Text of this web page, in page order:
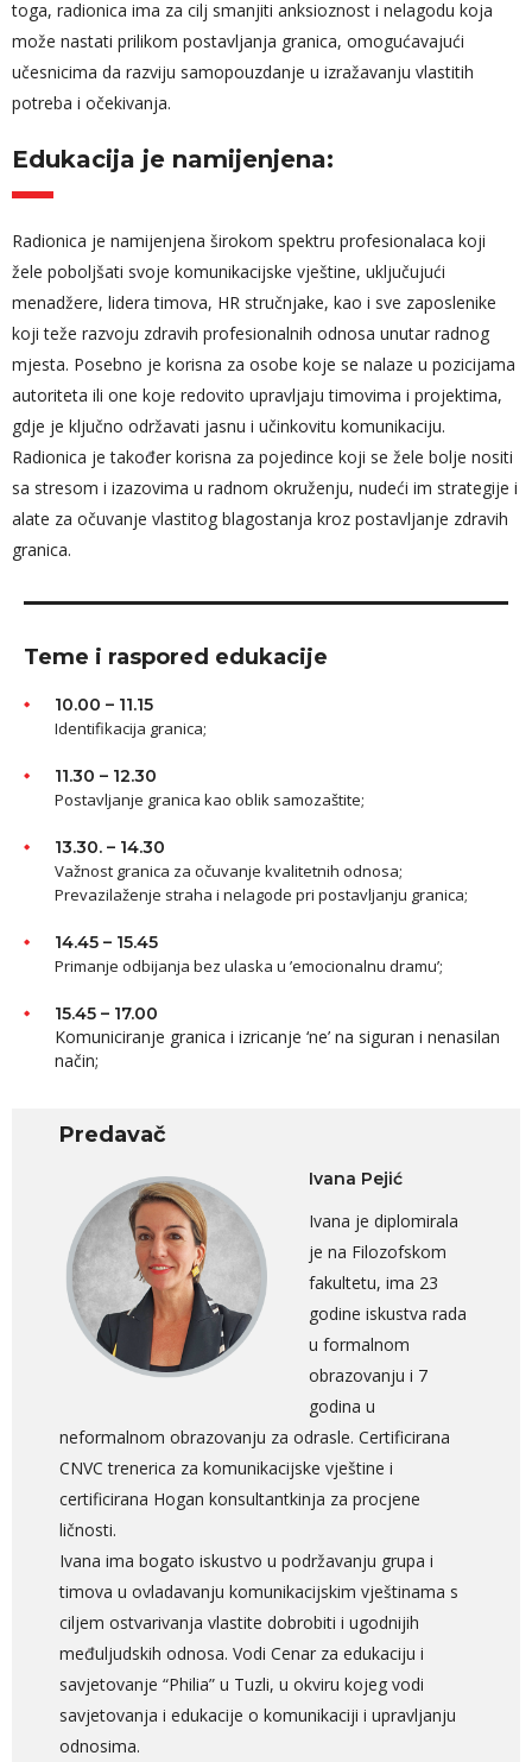
toga, radionica ima za cilj smanjiti anksioznost i nelagodu koja
može nastati prilikom postavljanja granica, omogućavajući
učesnicima da razviju samopouzdanje u izražavanju vlastitih
potreba i očekivanja.
Edukacija je namijenjena:
Radionica je namijenjena širokom spektru profesionalaca koji
žele poboljšati svoje komunikacijske vještine, uključujući
menadžere, lidera timova, HR stručnjake, kao i sve zaposlenike
koji teže razvoju zdravih profesionalnih odnosa unutar radnog
mjesta. Posebno je korisna za osobe koje se nalaze u pozicijama
autoriteta ili one koje redovito upravljaju timovima i projektima,
gdje je ključno održavati jasnu i učinkovitu komunikaciju.
Radionica je također korisna za pojedince koji se žele bolje nositi
sa stresom i izazovima u radnom okruženju, nudeći im strategije i
alate za očuvanje vlastitog blagostanja kroz postavljanje zdravih
granica.
Teme i raspored edukacije
10.00 – 11.15
Identifikacija granica;
11.30 – 12.30
Postavljanje granica kao oblik samozaštite;
13.30. – 14.30
Važnost granica za očuvanje kvalitetnih odnosa;
Prevazilaženje straha i nelagode pri postavljanju granica;
14.45 – 15.45
Primanje odbijanja bez ulaska u ’emocionalnu dramu’;
15.45 – 17.00
Komuniciranje granica i izricanje ‘ne’ na siguran i nenasilan
način;
Predavač
Ivana Pejić
Ivana je diplomirala
je na Filozofskom
fakultetu, ima 23
godine iskustva rada
u formalnom
obrazovanju i 7
godina u
neformalnom obrazovanju za odrasle. Certificirana
CNVC trenerica za komunikacijske vještine i
certificirana Hogan konsultantkinja za procjene
ličnosti.
Ivana ima bogato iskustvo u podržavanju grupa i
timova u ovladavanju komunikacijskim vještinama s
ciljem ostvarivanja vlastite dobrobiti i ugodnijih
međuljudskih odnosa. Vodi Cenar za edukaciju i
savjetovanje “Philia” u Tuzli, u okviru kojeg vodi
savjetovanja i edukacije o komunikaciji i upravljanju
odnosima.